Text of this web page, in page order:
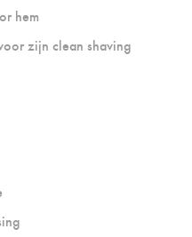
hem
zijn clean shaving